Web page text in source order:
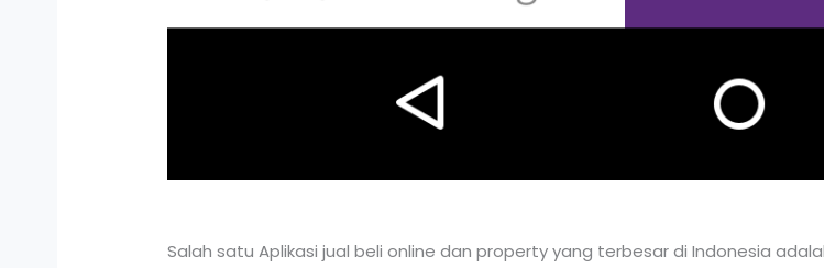
Salah satu Aplikasi jual beli online dan property yang terbesar di Indonesia